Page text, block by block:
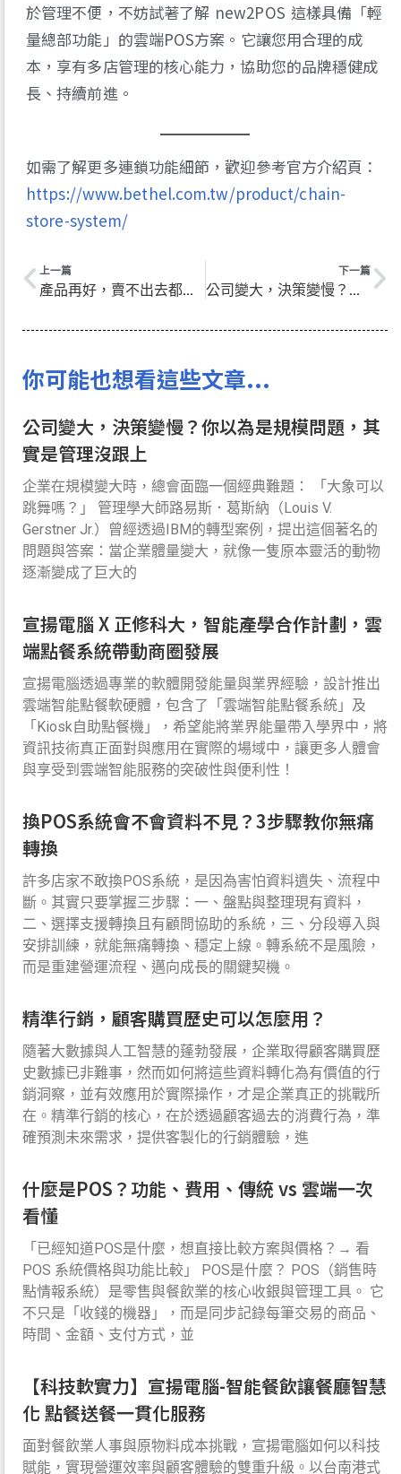
於管理不便，不妨試著了解 new2POS 這樣具備「輕
量總部功能」的雲端POS方案。它讓您用合理的成
本，享有多店管理的核心能力，協助您的品牌穩健成
長、持續前進。
如需了解更多連鎖功能細節，歡迎參考官方介紹頁：
https://www.bethel.com.tw/product/chain-
store-system/
上一頁
上一篇
產品再好，賣不出去都沒用
下一篇
公司變大，決策變慢？你以為是規模問題，其實是管理沒跟上
你可能也想看這些文章...
公司變大，決策變慢？你以為是規模問題，其
實是管理沒跟上
企業在規模變大時，總會面臨一個經典難題： 「大象可以
跳舞嗎？」 管理學大師路易斯．葛斯納（Louis V.
Gerstner Jr.）曾經透過IBM的轉型案例，提出這個著名的
問題與答案：當企業體量變大，就像一隻原本靈活的動物
逐漸變成了巨大的
宣揚電腦 X 正修科大，智能產學合作計劃，雲
端點餐系統帶動商圈發展
宣揚電腦透過專業的軟體開發能量與業界經驗，設計推出
雲端智能點餐軟硬體，包含了「雲端智能點餐系統」及
「Kiosk自助點餐機」，希望能將業界能量帶入學界中，將
資訊技術真正面對與應用在實際的場域中，讓更多人體會
與享受到雲端智能服務的突破性與便利性！
換POS系統會不會資料不見？3步驟教你無痛
轉換
許多店家不敢換POS系統，是因為害怕資料遺失、流程中
斷。其實只要掌握三步驟：一、盤點與整理現有資料，
二、選擇支援轉換且有顧問協助的系統，三、分段導入與
安排訓練，就能無痛轉換、穩定上線。轉系統不是風險，
而是重建營運流程、邁向成長的關鍵契機。
精準行銷，顧客購買歷史可以怎麼用？
隨著大數據與人工智慧的蓬勃發展，企業取得顧客購買歷
史數據已非難事，然而如何將這些資料轉化為有價值的行
銷洞察，並有效應用於實際操作，才是企業真正的挑戰所
在。精準行銷的核心，在於透過顧客過去的消費行為，準
確預測未來需求，提供客製化的行銷體驗，進
什麼是POS？功能、費用、傳統 vs 雲端一次
看懂
「已經知道POS是什麼，想直接比較方案與價格？→ 看
POS 系統價格與功能比較」 POS是什麼？ POS（銷售時
點情報系統）是零售與餐飲業的核心收銀與管理工具。 它
不只是「收錢的機器」，而是同步記錄每筆交易的商品、
時間、金額、支付方式，並
【科技軟實力】宣揚電腦-智能餐飲讓餐廳智慧
化 點餐送餐一貫化服務
面對餐飲業人事與原物料成本挑戰，宣揚電腦如何以科技
賦能，實現營運效率與顧客體驗的雙重升級。以台南港式